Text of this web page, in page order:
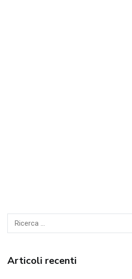
Cercare:
Articoli recenti